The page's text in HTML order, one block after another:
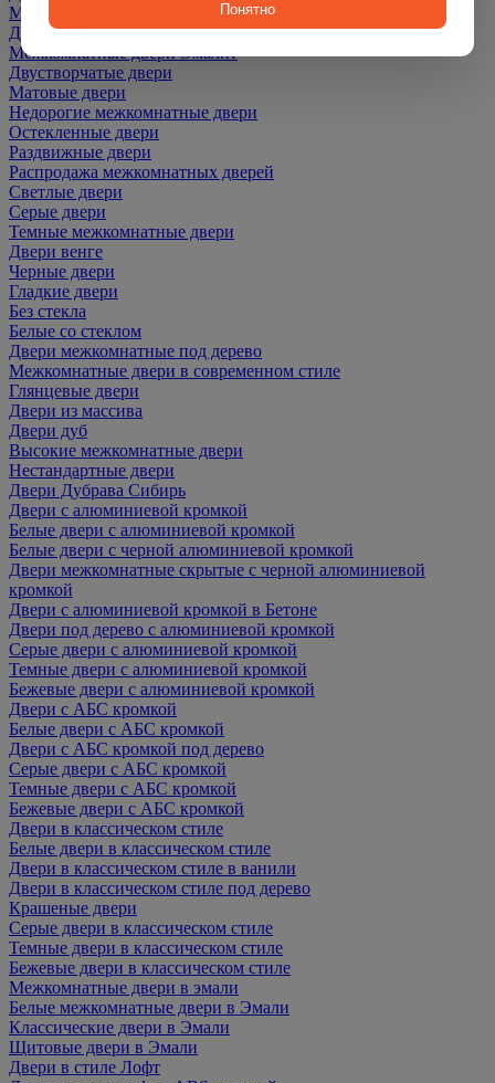
Межкомнатные двери ПЭТ
Двери со скидкой
Межкомнатные двери Эмалит
Двустворчатые двери
Матовые двери
Недорогие межкомнатные двери
Остекленные двери
Раздвижные двери
Распродажа межкомнатных дверей
Светлые двери
Серые двери
Темные межкомнатные двери
Двери венге
Черные двери
Гладкие двери
Без стекла
Белые со стеклом
Двери межкомнатные под дерево
Межкомнатные двери в современном стиле
Глянцевые двери
Двери из массива
Двери дуб
Высокие межкомнатные двери
Нестандартные двери
Двери Дубрава Сибирь
Двери с алюминиевой кромкой
Белые двери с алюминиевой кромкой
Белые двери с черной алюминиевой кромкой
Двери межкомнатные скрытые с черной алюминиевой
кромкой
Двери с алюминиевой кромкой в Бетоне
Двери под дерево с алюминиевой кромкой
Серые двери с алюминиевой кромкой
Темные двери с алюминиевой кромкой
Бежевые двери с алюминиевой кромкой
Двери с АБС кромкой
Белые двери с АБС кромкой
Двери с АБС кромкой под дерево
Серые двери с АБС кромкой
Темные двери с АБС кромкой
Бежевые двери с АБС кромкой
Двери в классическом стиле
Белые двери в классическом стиле
Двери в классическом стиле в ванили
Двери в классическом стиле под дерево
Крашеные двери
Серые двери в классическом стиле
Темные двери в классическом стиле
Бежевые двери в классическом стиле
Межкомнатные двери в эмали
Белые межкомнатные двери в Эмали
Классические двери в Эмали
Щитовые двери в Эмали
Двери в стиле Лофт
Понятно